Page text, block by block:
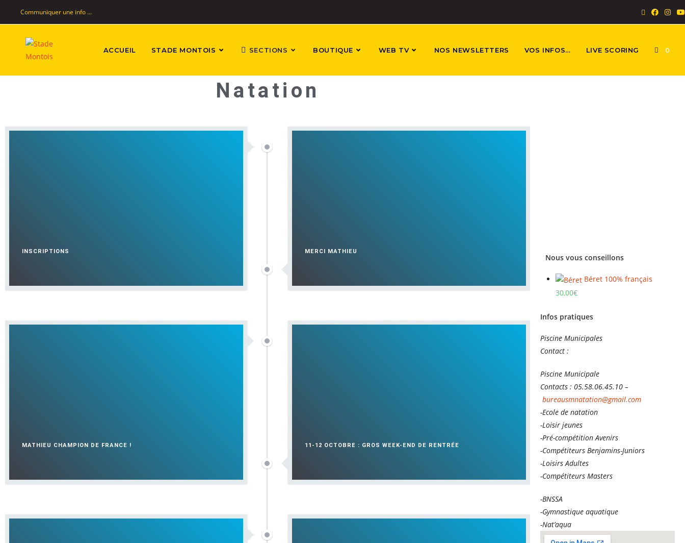
Communiquer une info ...
ACCUEIL STADE MONTOIS SECTIONS BOUTIQUE WEB TV NOS NEWSLETTERS VOS INFOS… LIVE SCORING 0
Natation
INSCRIPTIONS MERCI MATHIEU
MATHIEU CHAMPION DE FRANCE ! 11-12 OCTOBRE : GROS WEEK-END DE RENTRÉE
Nous vous conseillons
Béret 100% français
30,00€
Infos pratiques
Piscine Municipales
Contact :
Piscine Municipale
Contacts : 05.58.06.45.10 –
bureausmnatation@gmail.com
-Ecole de natation
-Loisir jeunes
-Pré-compétition Avenirs
-Compétiteurs Benjamins-Juniors
-Loisirs Adultes
-Compétiteurs Masters
-BNSSA
-Gymnastique aquatique
-Nat’aqua